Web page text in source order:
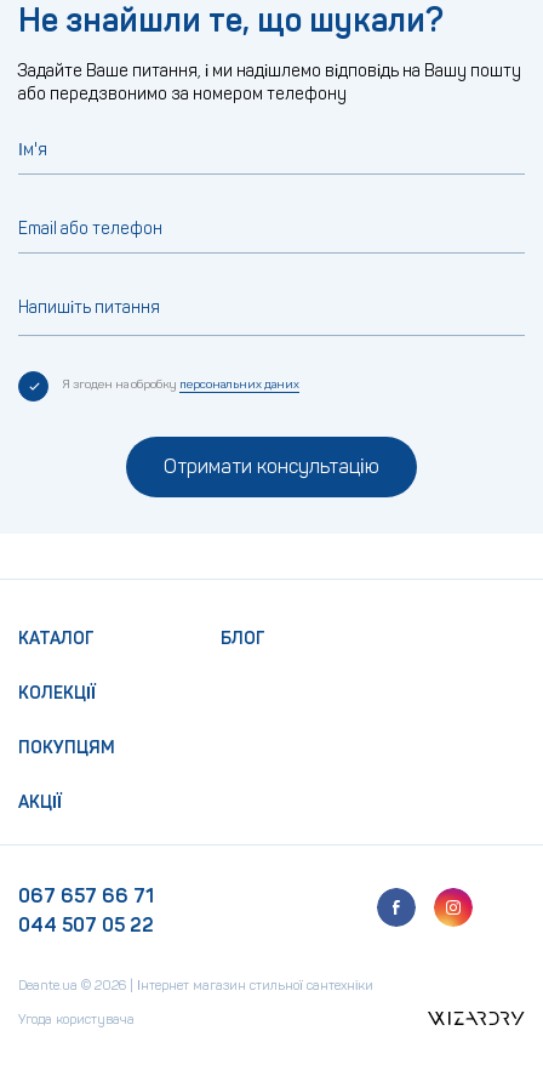
Не знайшли те, що шукали?
Задайте Ваше питання, і ми надішлемо відповідь на Вашу пошту
або передзвонимо за номером телефону
Ім'я
Email або телефон
Напишіть питання
Я згоден на обробку персональних даних
Отримати консультацію
КАТАЛОГ
КОЛЕКЦІЇ
ПОКУПЦЯМ
АКЦІЇ
БЛОГ
067 657 66 71
044 507 05 22
Deante.ua © 2026 | Інтернет магазин стильної сантехніки
Угода користувача